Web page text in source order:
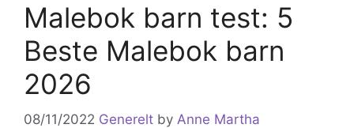
Malebok barn test: 5
Beste Malebok barn
2026
08/11/2022 Generelt by Anne Martha